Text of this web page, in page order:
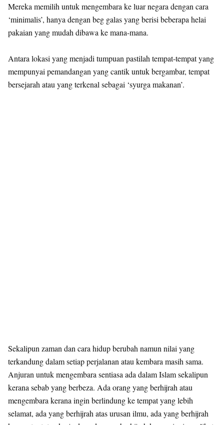
Mereka memilih untuk mengembara ke luar negara dengan cara
‘minimalis’, hanya dengan beg galas yang berisi beberapa helai
pakaian yang mudah dibawa ke mana-mana.
Antara lokasi yang menjadi tumpuan pastilah tempat-tempat yang
mempunyai pemandangan yang cantik untuk bergambar, tempat
bersejarah atau yang terkenal sebagai ‘syurga makanan’.
Sekalipun zaman dan cara hidup berubah namun nilai yang
terkandung dalam setiap perjalanan atau kembara masih sama.
Anjuran untuk mengembara sentiasa ada dalam Islam sekalipun
kerana sebab yang berbeza. Ada orang yang berhijrah atau
mengembara kerana ingin berlindung ke tempat yang lebih
selamat, ada yang berhijrah atas urusan ilmu, ada yang berhijrah